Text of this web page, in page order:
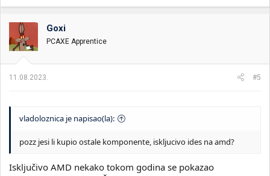
Goxi
PCAXE Apprentice
11.08.2023. #5
vladoloznica je napisao(la):
pozz jesi li kupio ostale komponente, iskljucivo ides na amd?
Isključivo AMD nekako tokom godina se pokazao